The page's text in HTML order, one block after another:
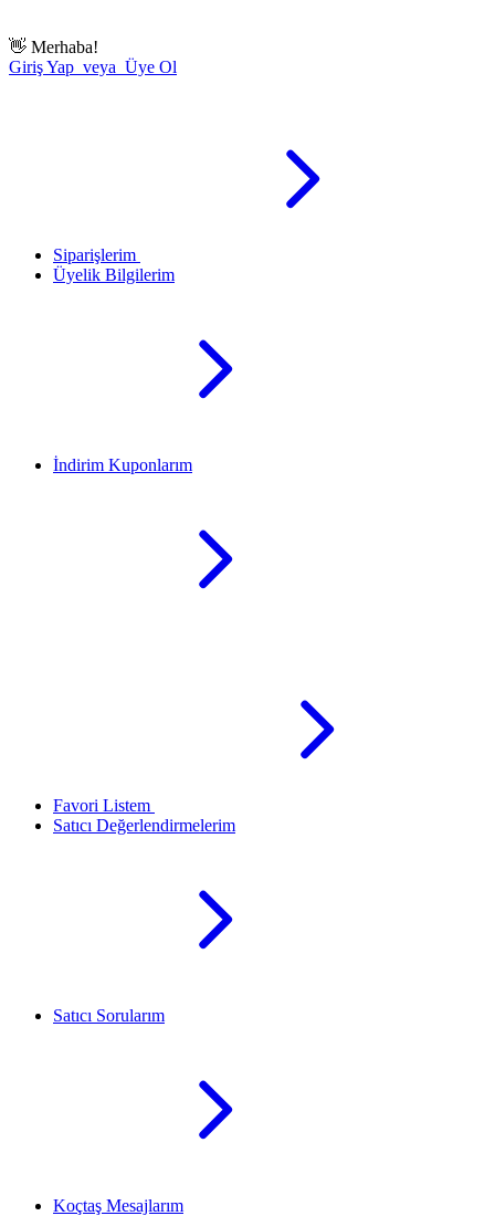
👋 Merhaba!
Giriş Yap veya Üye Ol
Siparişlerim
Üyelik Bilgilerim
İndirim Kuponlarım
Favori Listem
Satıcı Değerlendirmelerim
Satıcı Sorularım
Koçtaş Mesajlarım